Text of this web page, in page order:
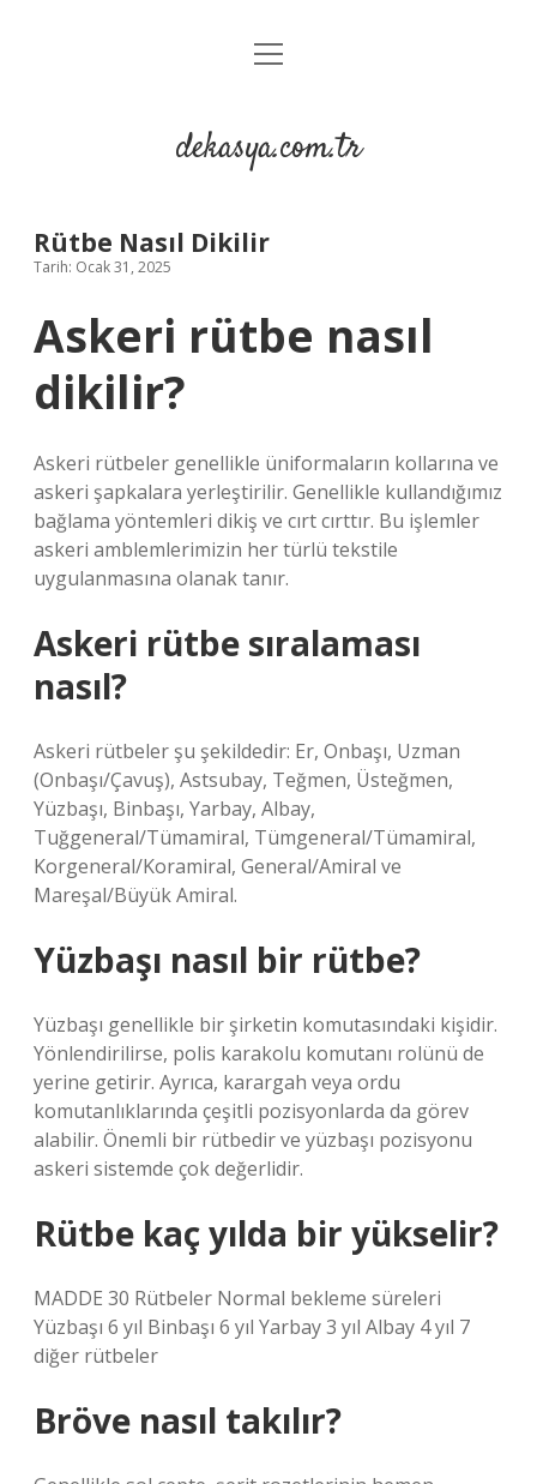
Anasayfa
Yasal Uyarı
menüyü
dekasya.com.tr
Rütbe Nasıl Dikilir
Tarih: Ocak 31, 2025
Askeri rütbe nasıl
dikilir?
Askeri rütbeler genellikle üniformaların kollarına ve
askeri şapkalara yerleştirilir. Genellikle kullandığımız
bağlama yöntemleri dikiş ve cırt cırttır. Bu işlemler
askeri amblemlerimizin her türlü tekstile
uygulanmasına olanak tanır.
Askeri rütbe sıralaması
nasıl?
Askeri rütbeler şu şekildedir: Er, Onbaşı, Uzman
(Onbaşı/Çavuş), Astsubay, Teğmen, Üsteğmen,
Yüzbaşı, Binbaşı, Yarbay, Albay,
Tuğgeneral/Tümamiral, Tümgeneral/Tümamiral,
Korgeneral/Koramiral, General/Amiral ve
Mareşal/Büyük Amiral.
Yüzbaşı nasıl bir rütbe?
Yüzbaşı genellikle bir şirketin komutasındaki kişidir.
Yönlendirilirse, polis karakolu komutanı rolünü de
yerine getirir. Ayrıca, karargah veya ordu
komutanlıklarında çeşitli pozisyonlarda da görev
alabilir. Önemli bir rütbedir ve yüzbaşı pozisyonu
askeri sistemde çok değerlidir.
Rütbe kaç yılda bir yükselir?
MADDE 30 Rütbeler Normal bekleme süreleri
Yüzbaşı 6 yıl Binbaşı 6 yıl Yarbay 3 yıl Albay 4 yıl 7
diğer rütbeler
Bröve nasıl takılır?